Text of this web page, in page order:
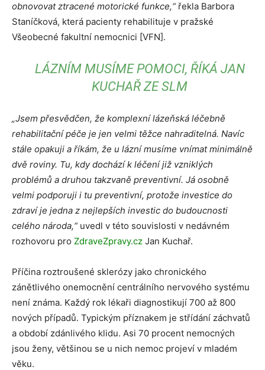
obnovovat ztracené motorické funkce,“řekla Barbora
Staníčková, která pacienty rehabilituje v pražské
Všeobecné fakultní nemocnici [VFN].
LÁZNÍM MUSÍME POMOCI, ŘÍKÁ JAN
KUCHAŘ ZE SLM
„Jsem přesvědčen, že komplexní lázeňská léčebně
rehabilitační péče je jen velmi těžce nahraditelná. Navíc
stále opakuji a říkám, že u lázní musíme vnímat minimálně
dvě roviny. Tu, kdy dochází k léčení již vzniklých
problémů a druhou takzvaně preventivní. Já osobně
velmi podporuji i tu preventivní, protože investice do
zdraví je jedna z nejlepších investic do budoucnosti
celého národa,“uvedl v této souvislosti v nedávném
rozhovoru pro ZdraveZpravy.cz Jan Kuchař.
Příčina roztroušené sklerózy jako chronického
zánětlivého onemocnění centrálního nervového systému
není známa. Každý rok lékaři diagnostikují 700 až 800
nových případů. Typickým příznakem je střídání záchvatů
a období zdánlivého klidu. Asi 70 procent nemocných
jsou ženy, většinou se u nich nemoc projeví v mladém
věku.